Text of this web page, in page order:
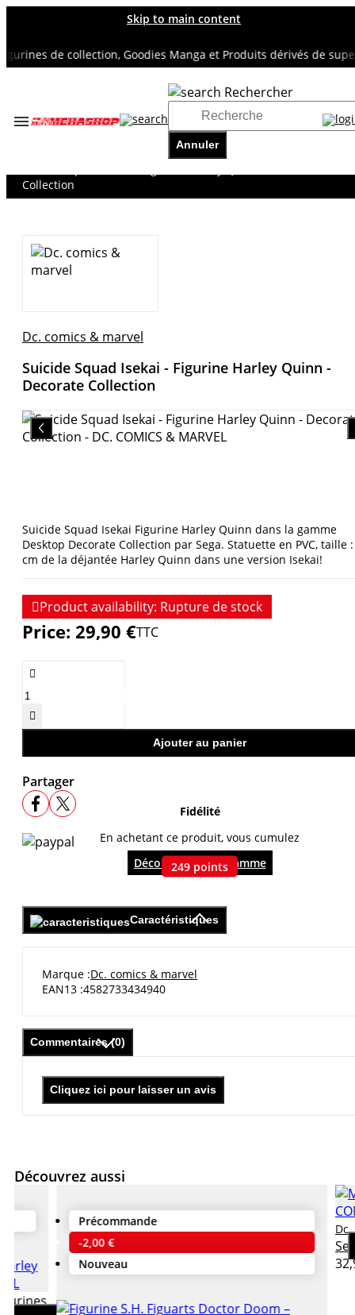
Skip to main content
de collection, Goodies Manga et Produits dérivés de super
Rechercher
Annuler
Accueil
Collection
Dc. comics & marvel
Suicide Squad Isekai - Figurine Harley Quinn -
Decorate Collection
Suicide Squad Isekai Figurine Harley Quinn dans la gamme
Desktop Decorate Collection par Sega. Statuette en PVC, taille
cm de la déjantée Harley Quinn dans une version Isekai!
Price: 29,90 €TTC


Ajouter au panier
Product availability: Rupture de stock
Partager
Fidélité
En achetant ce produit, vous cumulez
249 points
Découvrir le programme
Caractéristiques
Marque Dc. comics & marvel
EAN13 4582733434940
Commentaires (0)
Cliquez ici pour laisser un avis
Découvrez aussi
Précommande
-2,00 €
Nouveau